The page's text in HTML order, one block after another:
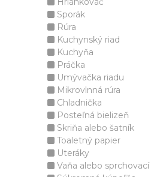
Sporák
Rúra
Kuchynský riad
Kuchyňa
Práčka
Umývačka riadu
Mikrovlnná rúra
Chladnička
Posteľná bielizeň
Skriňa alebo šatník
Toaletný papier
Uteráky
Vaňa alebo